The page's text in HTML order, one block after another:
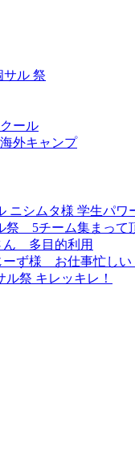
サル 祭
ール
外キャンプ
ニシムタ様 学生パワ
祭 5チーム集まって
多目的利用
ず様 お仕事忙しい
ル祭 キレッキレ！